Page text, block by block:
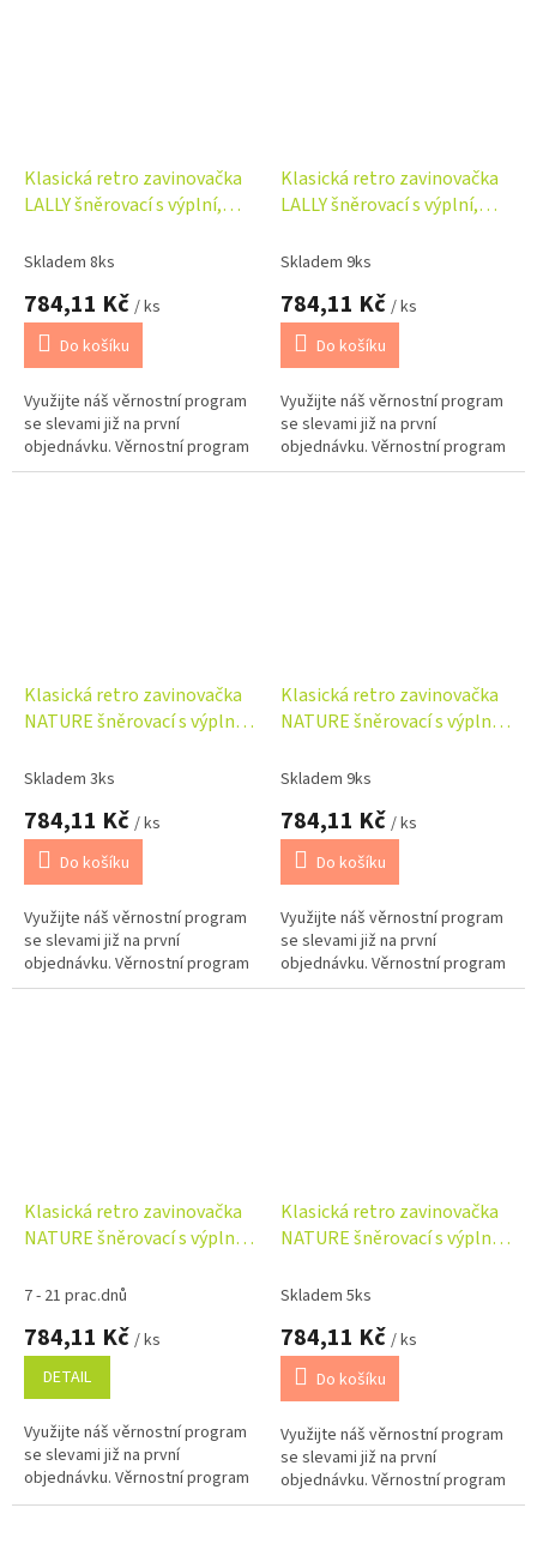
Klasická retro zavinovačka
LALLY šněrovací s výplní,
Skladem 8ks
784,11 Kč / ks
Do košíku
Využijte náš věrnostní program
se slevami již na první
objednávku. Věrnostní program
Klasická retro zavinovačka
LALLY šněrovací s výplní,
Skladem 9ks
784,11 Kč / ks
Do košíku
Využijte náš věrnostní program
se slevami již na první
objednávku. Věrnostní program
Klasická retro zavinovačka
NATURE šněrovací s výplní -
Skladem 3ks
784,11 Kč / ks
Do košíku
Využijte náš věrnostní program
se slevami již na první
objednávku. Věrnostní program
Klasická retro zavinovačka
NATURE šněrovací s výplní -
Skladem 9ks
784,11 Kč / ks
Do košíku
Využijte náš věrnostní program
se slevami již na první
objednávku. Věrnostní program
Klasická retro zavinovačka
NATURE šněrovací s výplní -
7 - 21 prac.dnů
784,11 Kč / ks
DETAIL
Využijte náš věrnostní program
se slevami již na první
objednávku. Věrnostní program
Klasická retro zavinovačka
NATURE šněrovací s výplní -
Skladem 5ks
784,11 Kč / ks
Do košíku
Využijte náš věrnostní program
se slevami již na první
objednávku. Věrnostní program